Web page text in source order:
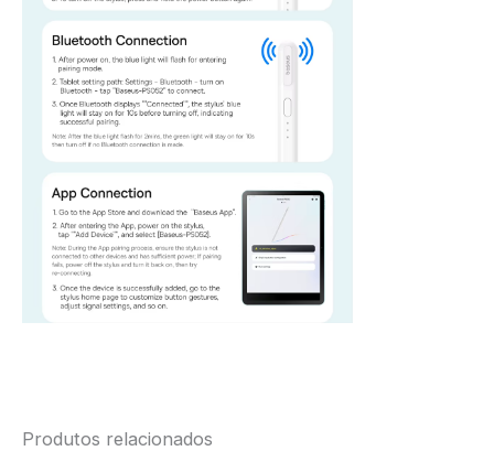
Produtos relacionados